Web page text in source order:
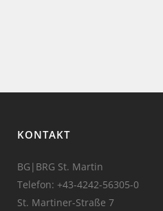
KONTAKT
BG|BRG St. Martin
Telefon: +43-4242-56305-0
St. Martiner-Straße 7